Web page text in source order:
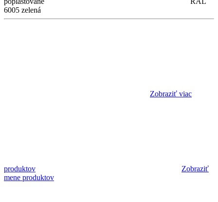
6005 zelená
Zobraziť viac
produktov
Zobraziť
mene produktov